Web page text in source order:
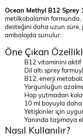
Ocean Methyl B12 Sprey
metilkobalamin
desteğini daha uzun süre,
ambalajda sunulur.
Öne Çıkan
B12 vitaminini aktif
Dil altı sprey
B12, enerji
Yorgunluğun
Hap yutmadan
10 ml boyuyla daha
Yetişkinler için
Yanında taşımaya
Nasıl Kullanılır?